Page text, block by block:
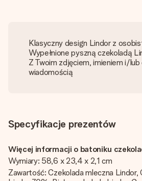
Klasyczny design Lindor z
Wypełnione pyszną czekoladą
Z Twoim zdjęciem, imieniem i/
wiadomością
Specyfikacje prezentów
Więcej informacji o batoniku
Wymiary: 58,6 x 23,4 x 2,1 cm
Zawartość: Czekolada mleczna Lindor,